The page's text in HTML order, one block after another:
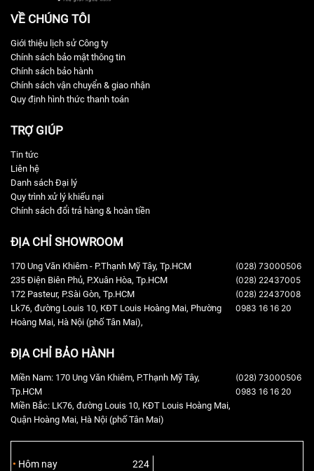
VỀ CHÚNG TÔI
Giới thiệu lịch sử Công ty
Chính sách bảo mật thông tin
Chính sách bảo hành
Chính sách vận chuyển & giao nhận
Quy định hình thức thanh toán
TRỢ GIÚP
Tin tức
Liên hệ
Danh sách Đại lý
Quy trình xử lý khiếu nại
Chính sách đổi trả hàng & hoàn tiền
ĐỊA CHỈ SHOWROOM
170 Ung Văn Khiêm - P.Thạnh Mỹ Tây, Tp.HCM
235 Điện Biên Phủ, P.Xuân Hòa, Tp.HCM
172 Pasteur, P.Sài Gòn, Tp.HCM
Lk76, đường Louis 10, KĐT Louis Hoàng Mai, Phường
Hoàng Mai, Hà Nội (phố Tân Mai),
(028) 73000506
(028) 22437005
(028) 22437008
0983 16 16 20
ĐỊA CHỈ BẢO HÀNH
Miền Nam: 170 Ung Văn Khiêm, P.Thạnh Mỹ Tây,
Tp.HCM
Miền Bắc: LK76, đường Louis 10, KĐT Louis Hoàng Mai,
Quận Hoàng Mai, Hà Nội (phố Tân Mai)
(028) 73000506
0983 16 16 20
Hôm nay 224